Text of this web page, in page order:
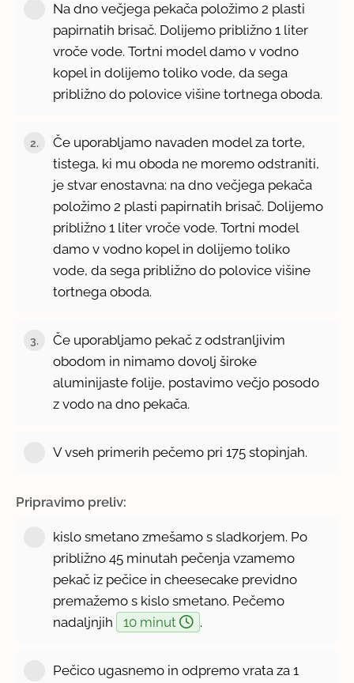
Na dno večjega pekača položimo 2 plasti
papirnatih brisač. Dolijemo približno 1 liter
vroče vode. Tortni model damo v vodno
kopel in dolijemo toliko vode, da sega
približno do polovice višine tortnega oboda.
2.
Če uporabljamo navaden model za torte,
tistega, ki mu oboda ne moremo odstraniti,
je stvar enostavna: na dno večjega pekača
položimo 2 plasti papirnatih brisač. Dolijemo
približno 1 liter vroče vode. Tortni model
damo v vodno kopel in dolijemo toliko
vode, da sega približno do polovice višine
tortnega oboda.
3.
Če uporabljamo pekač z odstranljivim
obodom in nimamo dovolj široke
aluminijaste folije, postavimo večjo posodo
z vodo na dno pekača.
V vseh primerih pečemo pri 175 stopinjah.
Pripravimo preliv:
kislo smetano zmešamo s sladkorjem. Po
približno 45 minutah pečenja vzamemo
pekač iz pečice in cheesecake previdno
premažemo s kislo smetano. Pečemo
nadaljnjih
10 minut .
Pečico ugasnemo in odpremo vrata za 1